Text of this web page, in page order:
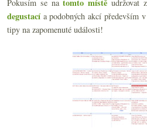
Ovocný kvíz a další drobnosti
Malý zmatek v Château La Tour
Mělnické zámecké zklamání
Vinaart a jeho mladá vína
Třináctiletý splín vinného
Televizní vinařská reality show
Slavili jste Vavřince?
Designové fastfoody a vůbec
Výsledky ankety „víno s cenou
Bourgogne Rouge jako Gamay z
Pokusím se natomto místě udržovat
degustacía podobných akcí především
tipy na zapomenuté události!